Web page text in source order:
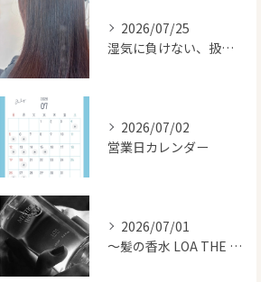
2026/07/25
湿気に負けない、扱いやすい髪へ。
2026/07/02
営業日カレンダー
2026/07/01
〜髪の香水 LOA THE OIL〜